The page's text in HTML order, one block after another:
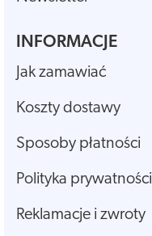
INFORMACJE
Jak zamawiać
Koszty dostawy
Sposoby płatności
Polityka prywatności
Reklamacje i zwroty